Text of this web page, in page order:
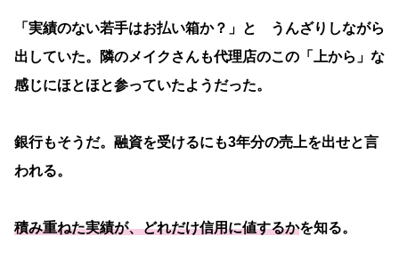
「実績のない若手はお払い箱か？」と うんざりしながら
出していた。隣のメイクさんも代理店のこの「上から」な
感じにほとほと参っていたようだった。
銀行もそうだ。融資を受けるにも3年分の売上を出せと言
われる。
積み重ねた実績が、どれだけ信用に値するかを知る。